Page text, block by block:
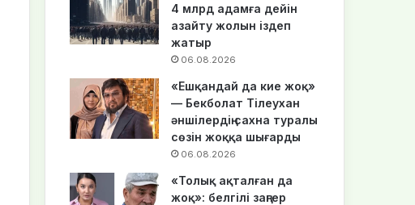
4 млрд адамға дейін
азайту жолын іздеп
жатыр
06.08.2026
«Ешқандай да кие жоқ»
— Бекболат Тілеухан
әншілердің сахна туралы
сөзін жоққа шығарды
06.08.2026
«Толық ақталған да
жоқ»: белгілі заңгер